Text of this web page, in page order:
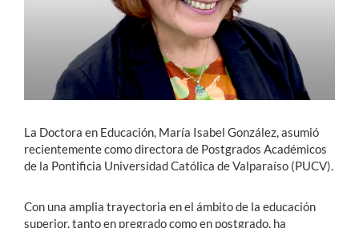
La Doctora en Educación, María Isabel González, asumió
recientemente como directora de Postgrados Académicos
de la Pontificia Universidad Católica de Valparaíso (PUCV).
Con una amplia trayectoria en el ámbito de la educación
superior, tanto en pregrado como en postgrado, ha